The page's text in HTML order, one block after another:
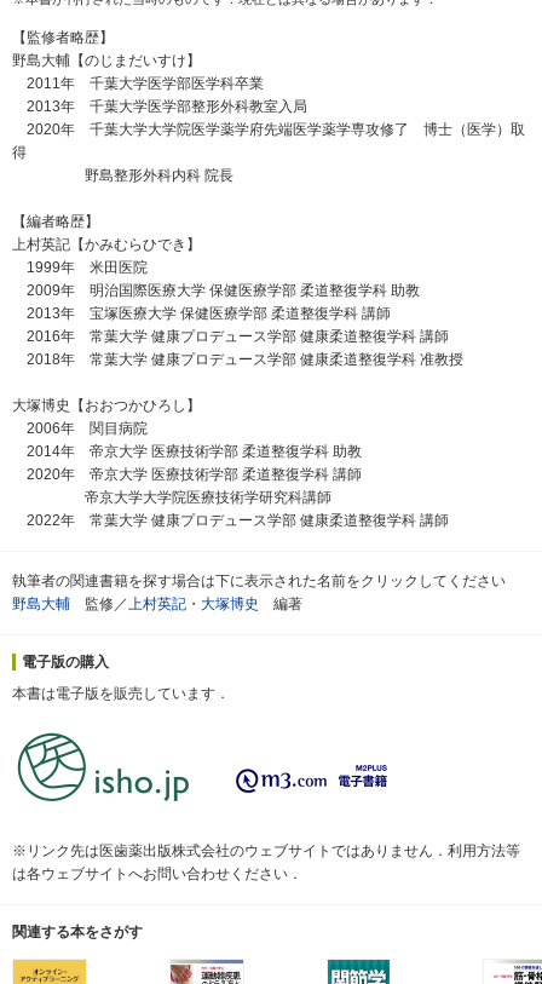
【監修者略歴】
野島大輔【のじまだいすけ】
2011年 千葉大学医学部医学科卒業
2013年 千葉大学医学部整形外科教室入局
2020年 千葉大学大学院医学薬学府先端医学薬学専攻修了 博士（医学）取
得
野島整形外科内科 院長
【編者略歴】
上村英記【かみむらひでき】
1999年 米田医院
2009年 明治国際医療大学 保健医療学部 柔道整復学科 助教
2013年 宝塚医療大学 保健医療学部 柔道整復学科 講師
2016年 常葉大学 健康プロデュース学部 健康柔道整復学科 講師
2018年 常葉大学 健康プロデュース学部 健康柔道整復学科 准教授
大塚博史【おおつかひろし】
2006年 関目病院
2014年 帝京大学 医療技術学部 柔道整復学科 助教
2020年 帝京大学 医療技術学部 柔道整復学科 講師
帝京大学大学院医療技術学研究科講師
2022年 常葉大学 健康プロデュース学部 健康柔道整復学科 講師
執筆者の関連書籍を探す場合は下に表示された名前をクリックしてください
野島大輔 監修／ 上村英記 ・ 大塚博史 編著
電子版の購入
本書は電子版を販売しています．
※リンク先は医歯薬出版株式会社のウェブサイトではありません．利用方法等
は各ウェブサイトへお問い合わせください．
関連する本をさがす